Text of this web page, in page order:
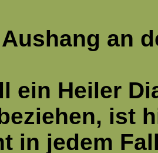
an
ein Heiler
ist
in jedem